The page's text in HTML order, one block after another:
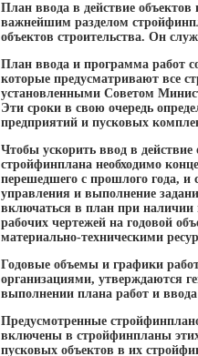
План ввода в действие
важнейшим разделом
объектов строительства. Он
План ввода и программа работ
которые предусматривают все
установленными Советом
Эти сроки в свою очередь
предприятий и пусковых
Чтобы ускорить ввод в
стройфинплана необходимо
перешедшего с прошлого года, и
управления и выполнение
включаться в план при наличии
рабочих чертежей на годовой
материально-техническими
Годовые объемы и графики
организациями, утверждаются
выполнении плана работ и ввода
Предусмотренные
включены в стройфинпланы
пусковых объектов в их